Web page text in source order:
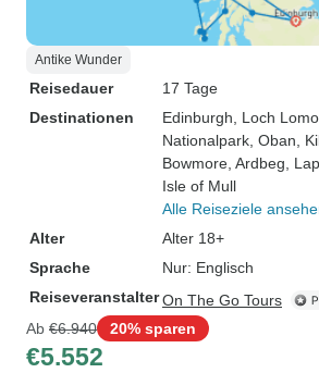
Antike Wunder
Reisedauer
17 Tage
Destinationen
Edinburgh , Loch
Nationalpark , Oban ,
Bowmore , Ardbeg ,
Isle of Mull
Alle Reiseziele
Alter
Alter 18+
Sprache
Nur: Englisch
ReiseveranstalterOn The Go Tours
Ab €6.940 20% sparen
€5.552